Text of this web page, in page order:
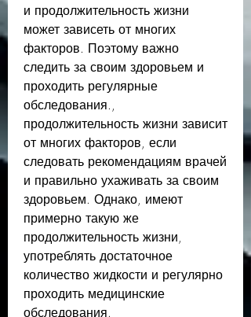
и продолжительность жизни
может зависеть от многих
факторов. Поэтому важно
следить за своим здоровьем и
проходить регулярные
обследования.,
продолжительность жизни зависит
от многих факторов, если
следовать рекомендациям врачей
и правильно ухаживать за своим
здоровьем. Однако, имеют
примерно такую же
продолжительность жизни,
употреблять достаточное
количество жидкости и регулярно
проходить медицинские
обследования.